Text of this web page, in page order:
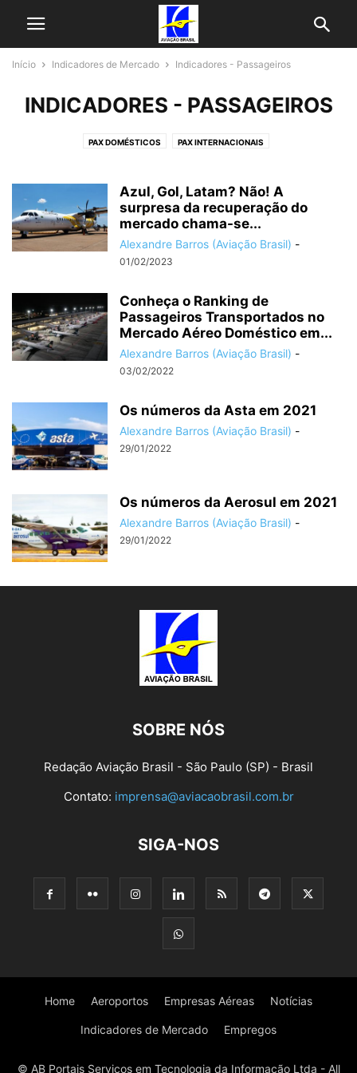
Início Indicadores de Mercado Indicadores - Passageiros
INDICADORES - PASSAGEIROS
PAX DOMÉSTICOS PAX INTERNACIONAIS
Azul, Gol, Latam? Não! A
surpresa da recuperação do
mercado chama-se...
Alexandre Barros (Aviação Brasil) -
01/02/2023
Conheça o Ranking de
Passageiros Transportados no
Mercado Aéreo Doméstico em...
Alexandre Barros (Aviação Brasil) -
03/02/2022
Os números da Asta em 2021
Alexandre Barros (Aviação Brasil) -
29/01/2022
Os números da Aerosul em 2021
Alexandre Barros (Aviação Brasil) -
29/01/2022
SOBRE NÓS
Redação Aviação Brasil - São Paulo (SP) - Brasil
Contato: imprensa@aviacaobrasil.com.br
SIGA-NOS
Home Aeroportos Empresas Aéreas Notícias
Indicadores de Mercado Empregos
© AB Portais Serviços em Tecnologia da Informação Ltda - All